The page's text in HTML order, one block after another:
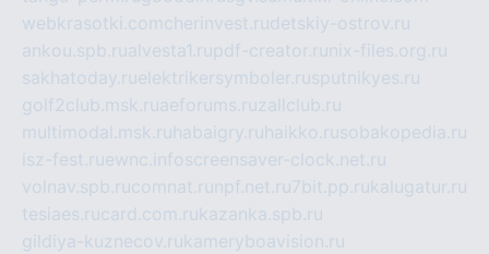
webkrasotki.comcherinvest.rudetskiy-ostrov.ru
ankou.spb.rualvesta1.rupdf-creator.ru nix-files.org.ru
sakhatoday.ruelektrikersymboler.rusputnikyes.ru
golf2club.msk.ruaeforums.ruzallclub.ru
multimodal.msk.ru habaigry.ru haikko.rusobakopedia.ru
isz-fest.ruewnc.infoscreensaver-clock.net.ru
volnav.spb.rucomnat.ru npf.net.ru7bit.pp.rukalugatur.ru
tesiaes.rucard.com.rukazanka.spb.ru
gildiya-kuznecov.rukameryboavision.ru